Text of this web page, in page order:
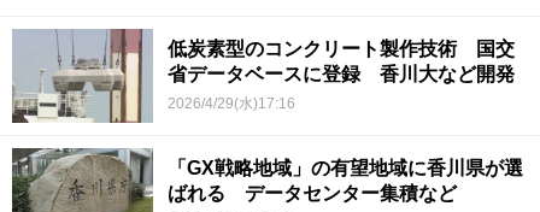
低炭素型のコンクリート製作技術 国交
省データベースに登録 香川大など開発
2026/4/29(水)17:16
「GX戦略地域」の有望地域に香川県が選
ばれる データセンター集積など